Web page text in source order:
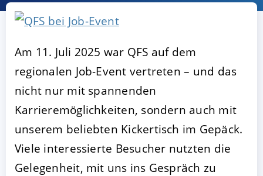
Am 11. Juli 2025 war QFS auf dem
regionalen Job-Event vertreten – und das
nicht nur mit spannenden
Karrieremöglichkeiten, sondern auch mit
unserem beliebten Kickertisch im Gepäck.
Viele interessierte Besucher nutzten die
Gelegenheit, mit uns ins Gespräch zu